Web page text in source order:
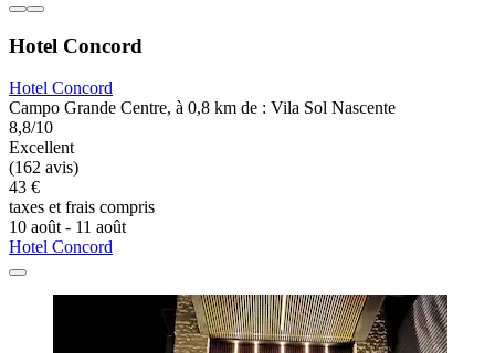
Hotel Concord
Hotel Concord
Campo Grande Centre, à 0,8 km de : Vila Sol Nascente
8,8/10
Excellent
(162 avis)
43 €
taxes et frais compris
10 août - 11 août
Hotel Concord